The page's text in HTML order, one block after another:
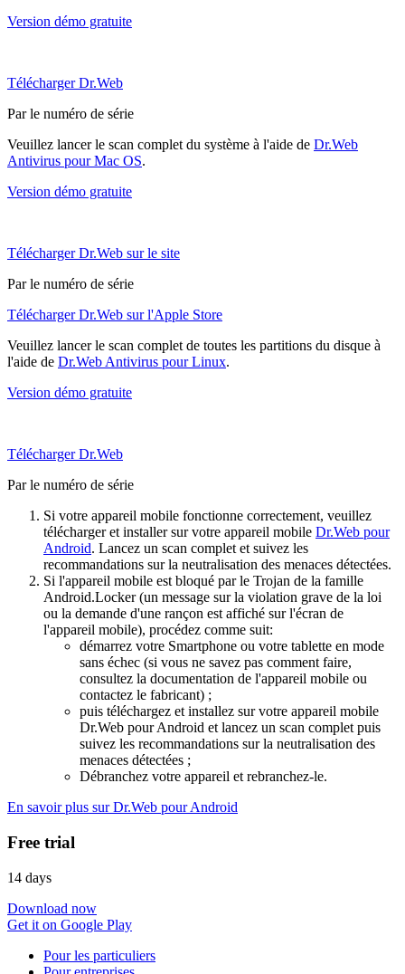
Version démo gratuite
Télécharger Dr.Web
Par le numéro de série
Veuillez lancer le scan complet du système à l'aide de Dr.Web
Antivirus pour Mac OS.
Version démo gratuite
Télécharger Dr.Web sur le site
Par le numéro de série
Télécharger Dr.Web sur l'Apple Store
Veuillez lancer le scan complet de toutes les partitions du disque à
l'aide de Dr.Web Antivirus pour Linux.
Version démo gratuite
Télécharger Dr.Web
Par le numéro de série
Si votre appareil mobile fonctionne correctement, veuillez
télécharger et installer sur votre appareil mobile Dr.Web pour
Android. Lancez un scan complet et suivez les
recommandations sur la neutralisation des menaces détectées.
Si l'appareil mobile est bloqué par le Trojan de la famille
Android.Locker (un message sur la violation grave de la loi
ou la demande d'une rançon est affiché sur l'écran de
l'appareil mobile), procédez comme suit:
démarrez votre Smartphone ou votre tablette en mode
sans échec (si vous ne savez pas comment faire,
consultez la documentation de l'appareil mobile ou
contactez le fabricant) ;
puis téléchargez et installez sur votre appareil mobile
Dr.Web pour Android et lancez un scan complet puis
suivez les recommandations sur la neutralisation des
menaces détectées ;
Débranchez votre appareil et rebranchez-le.
En savoir plus sur Dr.Web pour Android
Free trial
14 days
Download now
Get it on Google Play
Pour les particuliers